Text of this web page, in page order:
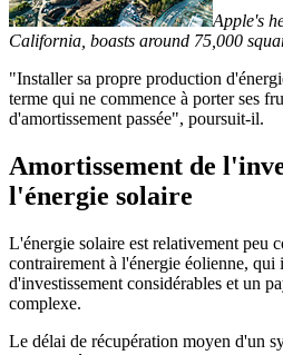
Apple's
California, boasts around 75,000
"Installer sa propre production
terme qui ne commence à porter ses
d'amortissement passée", poursuit-il.
Amortissement de
l'énergie solaire
L'énergie solaire est relativement peu
contrairement à l'énergie éolienne, qui
d'investissement considérables et un
complexe.
Le délai de récupération moyen d'un